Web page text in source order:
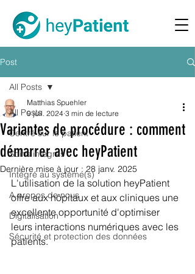
Post
All Posts
Centré sur le patient
Soins intégrés
Intégré au système(s)
A propos de nous
Digitalisation
Sécurité et protection des données
All Posts
Variantes de procédure : comment
démarrer avec heyPatient
Matthias Spuehler
9 juil. 2024 3 min de lecture
Dernière mise à jour :28 janv. 2025
L'utilisation de la solution heyPatient
offre aux hôpitaux et aux cliniques une
excellente opportunité d'optimiser
leurs interactions numériques avec les
patients.